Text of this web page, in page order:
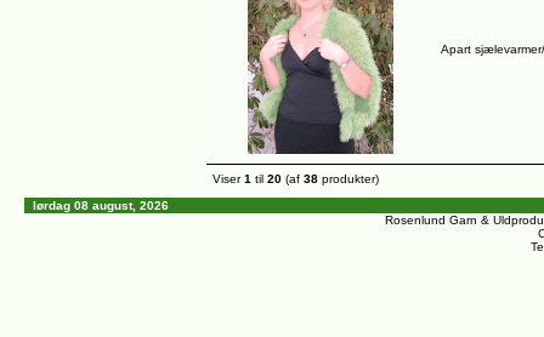
Apart
Viser1 til 20 (af 38 produkter)
lørdag 08 august, 2026
Rosenlund Garn &